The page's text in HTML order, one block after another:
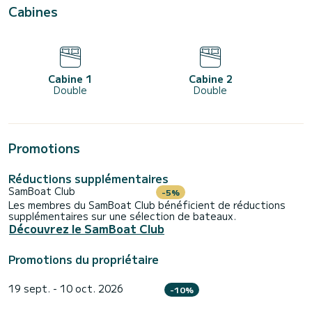
1 lit double
Cabine
1 lit double
2 couchages
Équipements disponibles du catamaran
Air conditionné
Voir tous les équipements (+36)
Skipper
Voir tous les services
Calendrier
Ajoutez vos dates pour voir le prix
Voir la grille tarifaire
Effacer les dates
Lilian
Membre depuis mars 2017
Propriétaire professionnel
Cabines
Cabine 1
Double
Cabine 2
Double
Promotions
Réductions supplémentaires
SamBoat Club -5%
Les membres du SamBoat Club bénéficient de réductions
supplémentaires sur une sélection de bateaux.
Découvrez le SamBoat Club
Promotions du propriétaire
19 sept. - 10 oct. 2026 -10%